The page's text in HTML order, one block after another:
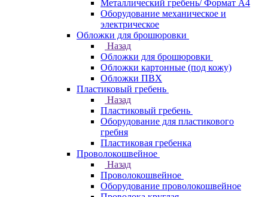
Металлический гребень/ Формат А4
Оборудование механическое и
электрическое
Обложки для брошюровки
Назад
Обложки для брошюровки
Обложки картонные (под кожу)
Обложки ПВХ
Пластиковый гребень
Назад
Пластиковый гребень
Оборудование для пластикового
гребня
Пластиковая гребенка
Проволокошвейное
Назад
Проволокошвейное
Оборудование проволокошвейное